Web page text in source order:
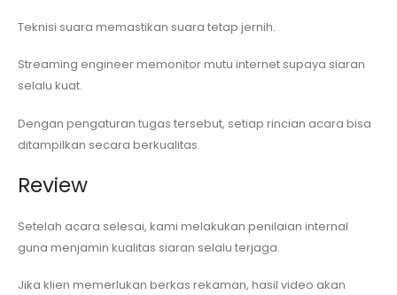
Teknisi suara memastikan suara tetap jernih.
Streaming engineer memonitor mutu internet supaya siaran
selalu kuat.
Dengan pengaturan tugas tersebut, setiap rincian acara bisa
ditampilkan secara berkualitas.
Review
Setelah acara selesai, kami melakukan penilaian internal
guna menjamin kualitas siaran selalu terjaga.
Jika klien memerlukan berkas rekaman, hasil video akan